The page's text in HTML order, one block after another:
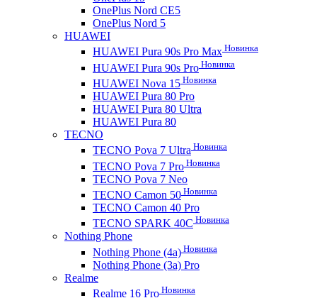
OnePlus Nord CE5
OnePlus Nord 5
HUAWEI
HUAWEI Pura 90s Pro Max Новинка
HUAWEI Pura 90s Pro Новинка
HUAWEI Nova 15 Новинка
HUAWEI Pura 80 Pro
HUAWEI Pura 80 Ultra
HUAWEI Pura 80
TECNO
TECNO Pova 7 Ultra Новинка
TECNO Pova 7 Pro Новинка
TECNO Pova 7 Neo
TECNO Camon 50 Новинка
TECNO Camon 40 Pro
TECNO SPARK 40C Новинка
Nothing Phone
Nothing Phone (4a) Новинка
Nothing Phone (3a) Pro
Realme
Realme 16 Pro Новинка